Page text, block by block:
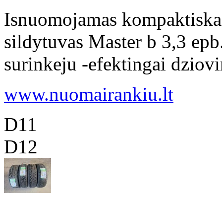
Isnuomojamas
sildytuvas Master b 3,3
surinkeju -efektingai
www.nuomairankiu.lt
D11
D12